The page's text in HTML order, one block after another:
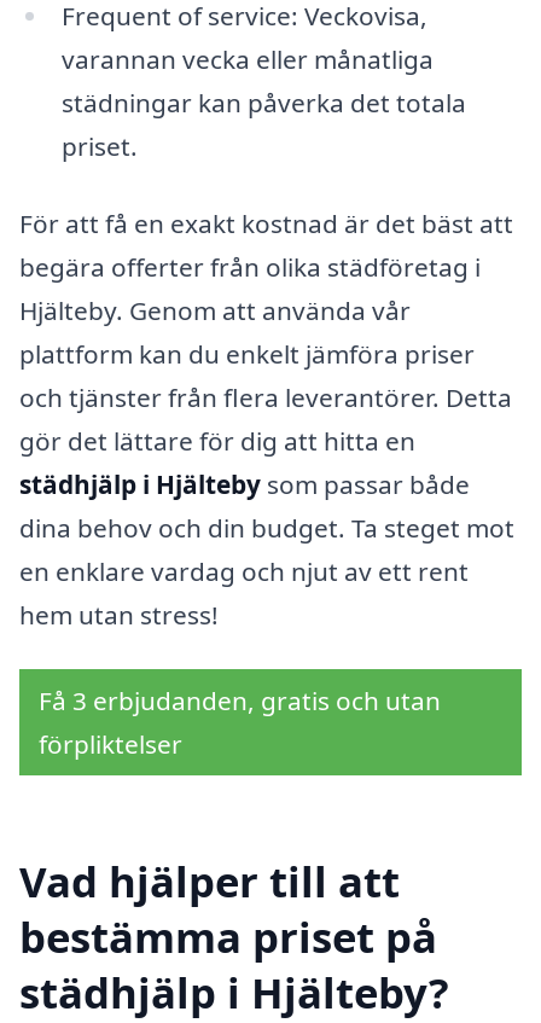
Frequent of service: Veckovisa,
varannan vecka eller månatliga
städningar kan påverka det totala
priset.
För att få en exakt kostnad är det bäst att
begära offerter från olika städföretag i
Hjälteby. Genom att använda vår
plattform kan du enkelt jämföra priser
och tjänster från flera leverantörer. Detta
gör det lättare för dig att hitta en
städhjälp i Hjälteby som passar både
dina behov och din budget. Ta steget mot
en enklare vardag och njut av ett rent
hem utan stress!
Få 3 erbjudanden, gratis och utan
förpliktelser
Vad hjälper till att
bestämma priset på
städhjälp i Hjälteby?